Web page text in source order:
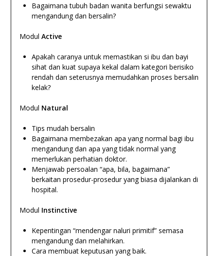
Bagaimana tubuh badan wanita berfungsi sewaktu
mengandung dan bersalin?
Modul Active
Apakah caranya untuk memastikan si ibu dan bayi
sihat dan kuat supaya kekal dalam kategori berisiko
rendah dan seterusnya memudahkan proses bersalin
kelak?
Modul Natural
Tips mudah bersalin
Bagaimana membezakan apa yang normal bagi ibu
mengandung dan apa yang tidak normal yang
memerlukan perhatian doktor.
Menjawab persoalan “apa, bila, bagaimana”
berkaitan prosedur-prosedur yang biasa dijalankan di
hospital.
Modul Instinctive
Kepentingan “mendengar naluri primitif” semasa
mengandung dan melahirkan.
Cara membuat keputusan yang baik.